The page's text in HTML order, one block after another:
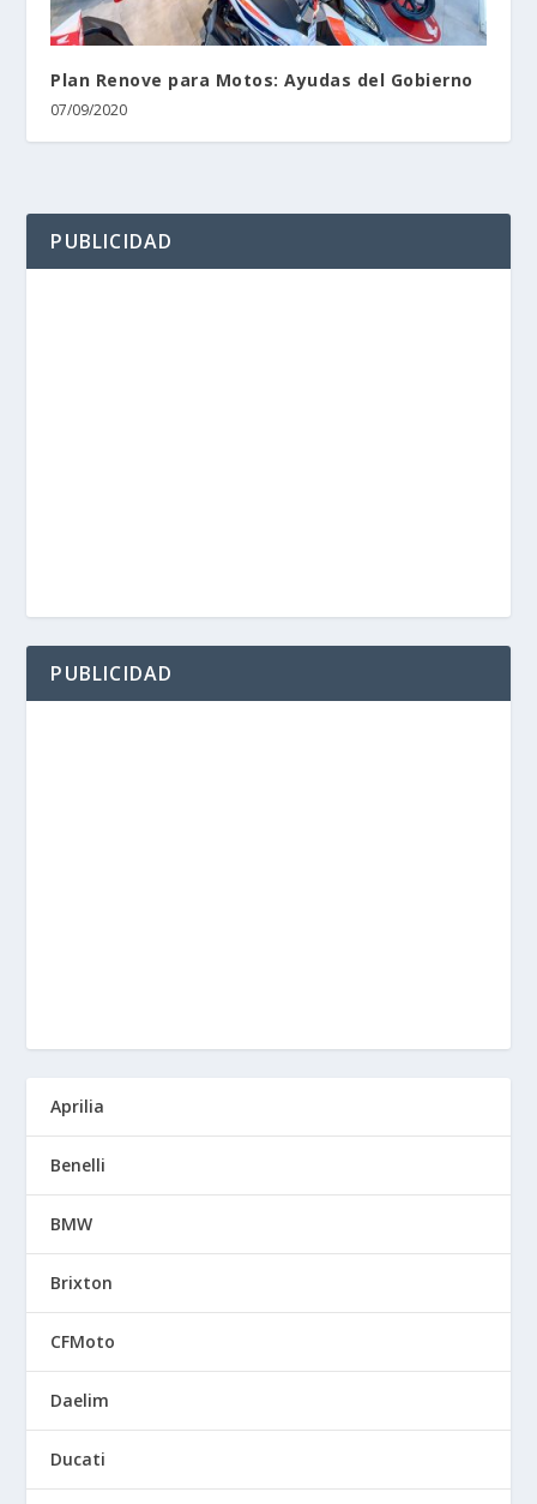
Plan Renove para Motos: Ayudas del Gobierno
07/09/2020
PUBLICIDAD
PUBLICIDAD
Aprilia
Benelli
BMW
Brixton
CFMoto
Daelim
Ducati